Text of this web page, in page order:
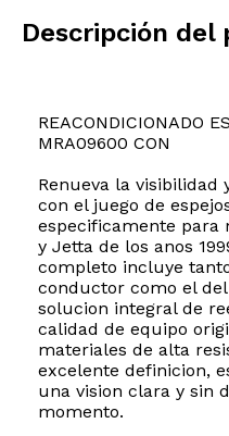
Descripción del
REACONDICIONADO
MRA09600 CON
Renueva la
con el juego de
especificamente para
y Jetta de los anos
completo incluye
conductor como el
solucion integral de
calidad de equipo
materiales de alta
excelente definicion,
una vision clara y sin
momento.